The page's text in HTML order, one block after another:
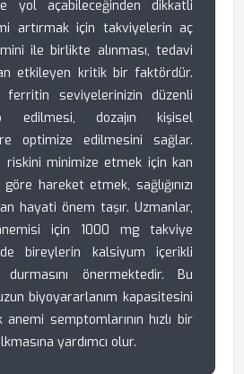
yol açabileceğinden dikkatli
artırmak için takviyelerin aç
ile birlikte alınması, tedavi
etkileyen kritik bir faktördür.
ferritin seviyelerinizin düzenli
edilmesi, dozajın kişisel
optimize edilmesini sağlar.
riskini minimize etmek için kan
hareket etmek, sağlığınızı
hayati önem taşır. Uzmanlar,
için 1000 mg takviye
bireylerin kalsiyum içerikli
önermektedir. Bu
biyoyararlanım kapasitesini
semptomlarının hızlı bir
yardımcı olur.